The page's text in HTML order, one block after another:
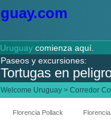
Uruguay comienza aquí.
Welcome Uruguay > Corredor
Paseos y excursiones:
Tortugas en
Florencia Pollack